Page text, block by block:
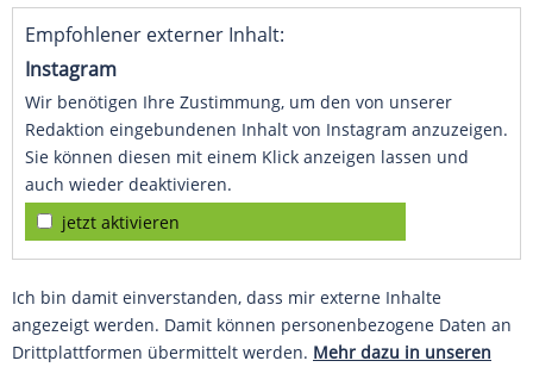
Empfohlener externer Inhalt:
Instagram
Wir benötigen Ihre Zustimmung, um den von unserer
Redaktion eingebundenen Inhalt von Instagram anzuzeigen.
Sie können diesen mit einem Klick anzeigen lassen und
auch wieder deaktivieren.
jetzt aktivieren
Ich bin damit einverstanden, dass mir externe Inhalte
angezeigt werden. Damit können personenbezogene Daten an
Drittplattformen übermittelt werden. Mehr dazu in unseren